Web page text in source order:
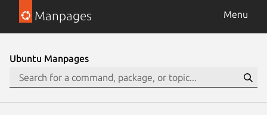
Manpages Menu
Ubuntu Manpages